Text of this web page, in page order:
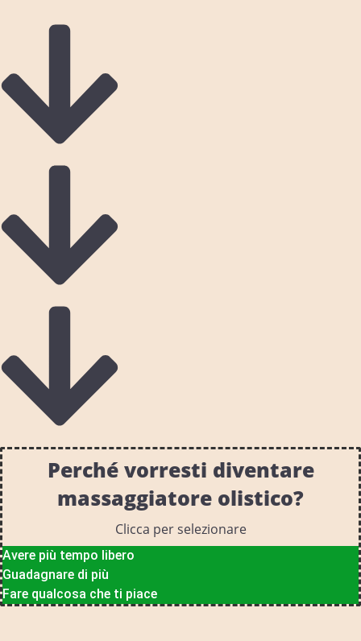
Perché vorresti diventare
massaggiatore olistico?
Clicca per selezionare
Avere più tempo libero
Guadagnare di più
Fare qualcosa che ti piace